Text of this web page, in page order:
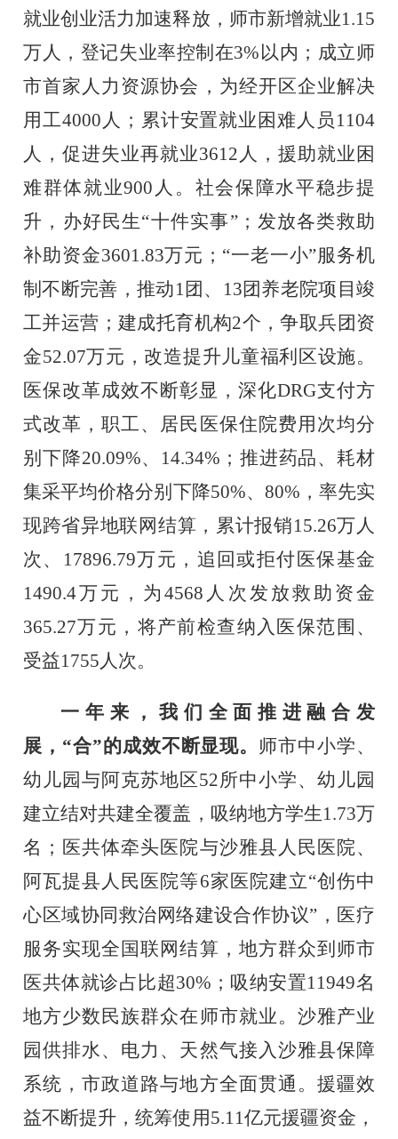
就业创业活力加速释放，师市新增就业1.15
万人，登记失业率控制在3% 以内；成立师
市首家人力资源协会，为经开区企业解决
用工4000 人；累计安置就业困难人员 1104
人，促进失业再就业3612 人，援助就业困
难群体就业900 人。社会保障水平稳步提
升，办好民生“十件实事”；发放各类救助
补助资金3601.83万元；“一老一小”服务机
制不断完善，推动1 团、 13团养老院项目竣
工并运营；建成托育机构2个，争取兵团资
金52.07万元，改造提升儿童福利区设施。
医保改革成效不断彰显 ，深化DRG支付方
式改革，职工、居民医保住院费用次均分
别下降20.09%、 14.34% ；推进药品、耗材
集采平均价格分别下降50%、 80% ，率先实
现跨省异地联网结算，累计报销15.26万人
次、 17896.79万元，追回或拒付医保基金
1490.4万元，为4568 人次发放救助资金
365.27万元，将产前检查纳入医保范围、
受益1755 人次。
一年来，我们全面推进融合发
展， “合”的成效不断显现。 师市中小学、
幼儿园与阿克苏地区52所中小学、幼儿园
建立结对共建全覆盖，吸纳地方学生1.73万
名； 医共体牵头医院与沙雅县人民医院、
阿瓦提县人民医院等6家医院建立“创伤中
心区域协同救治网络建设合作协议”， 医疗
服务实现全国联网结算，地方群众到师市
医共体就诊占比超30% ； 吸纳安置11949名
地方少数民族群众在师市就业。 沙雅产业
园供排水、电力、天然气接入沙雅县保障
系统，市政道路与地方全面贯通 。援疆效
益不断提升，统筹使用5.11亿元援疆资金，